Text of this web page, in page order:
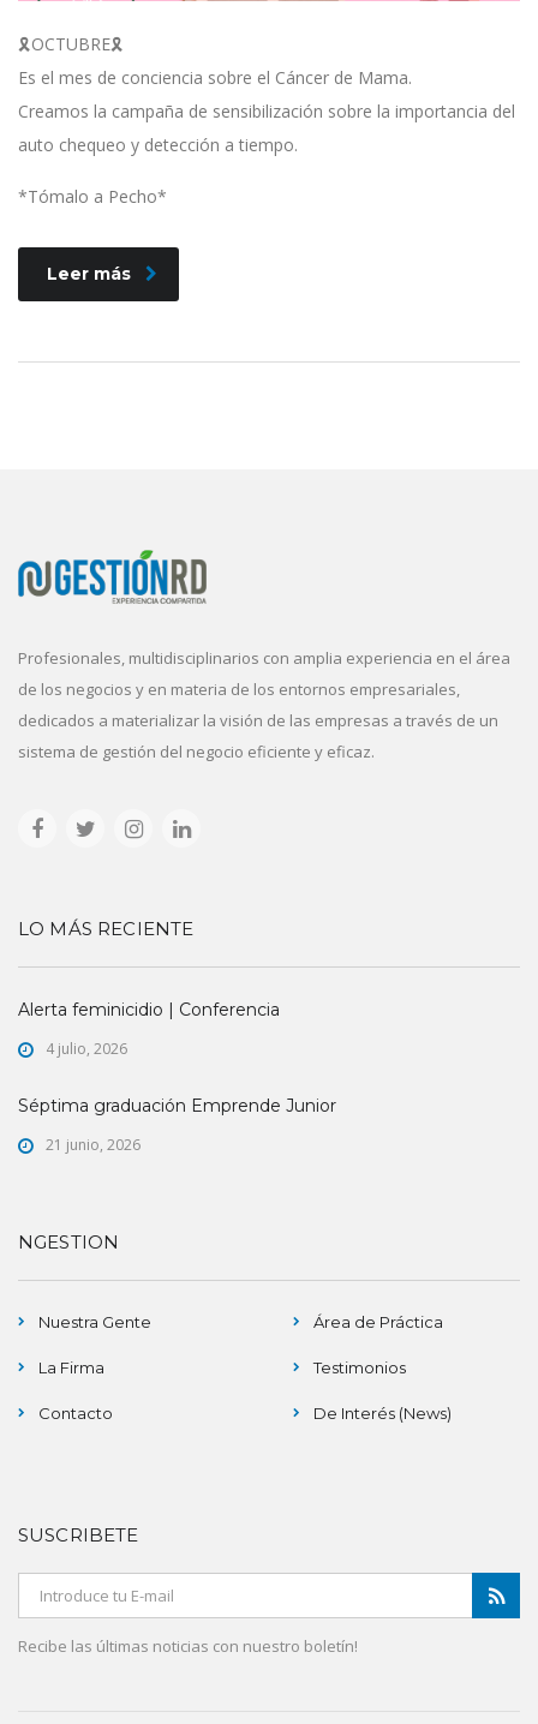
🎗️OCTUBRE🎗️
Es el mes de conciencia sobre el Cáncer de Mama.
Creamos la campaña de sensibilización sobre la importancia del
auto chequeo y detección a tiempo.
*Tómalo a Pecho*
Leer más
Profesionales, multidisciplinarios con amplia experiencia en el área
de los negocios y en materia de los entornos empresariales,
dedicados a materializar la visión de las empresas a través de un
sistema de gestión del negocio eficiente y eficaz.
LO MÁS RECIENTE
Alerta feminicidio | Conferencia
4 julio, 2026
Séptima graduación Emprende Junior
21 junio, 2026
NGESTION
Nuestra Gente Área de Práctica
La Firma Testimonios
Contacto De Interés (News)
SUSCRIBETE
Recibe las últimas noticias con nuestro boletín!